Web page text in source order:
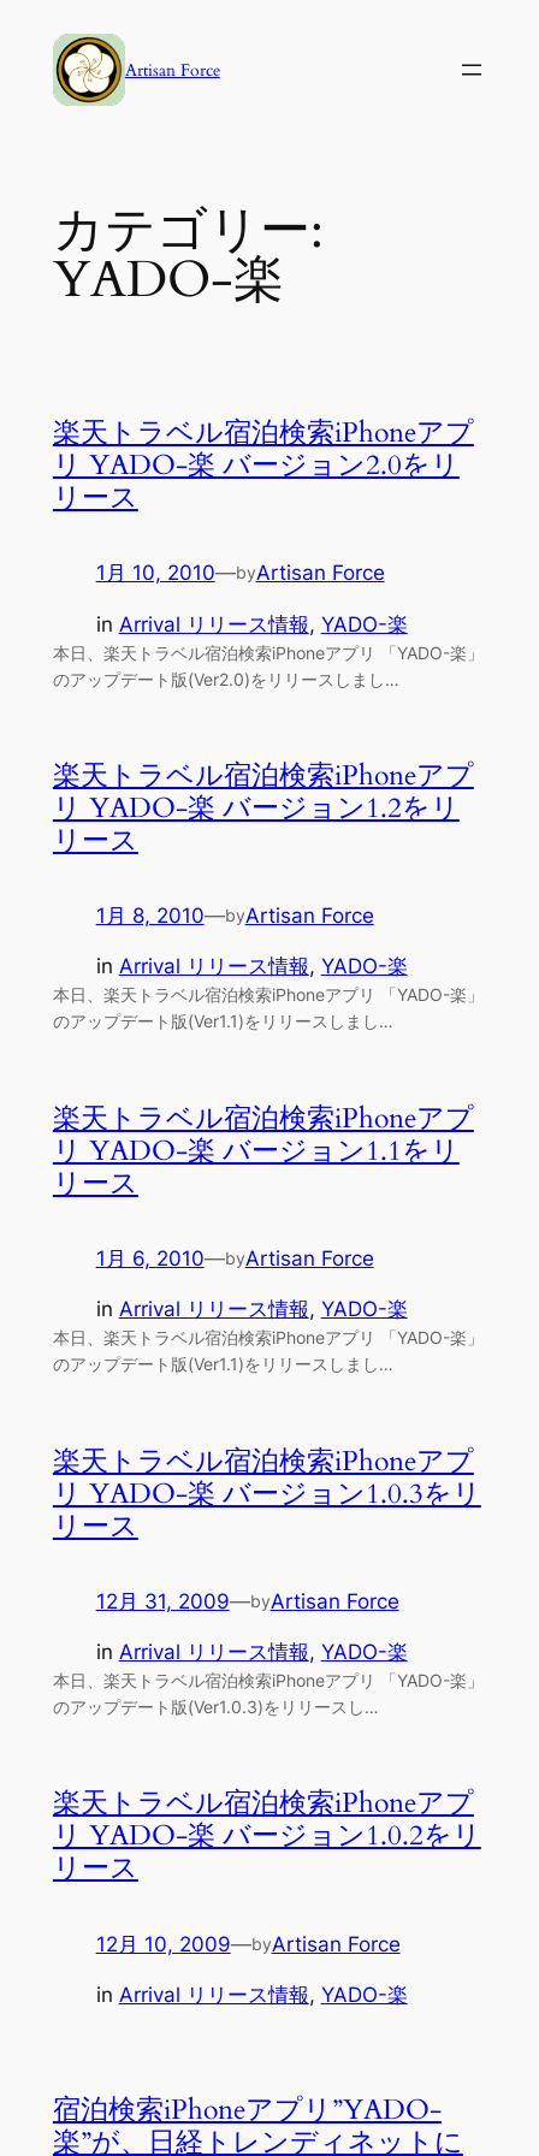
Artisan Force
カテゴリー:
YADO-楽
楽天トラベル宿泊検索iPhoneアプ
リ YADO-楽 バージョン2.0をリ
リース
1月 10, 2010—byArtisan Force
in Arrival リリース情報, YADO-楽
本日、楽天トラベル宿泊検索iPhoneアプリ 「YADO-楽」
のアップデート版(Ver2.0)をリリースしまし…
楽天トラベル宿泊検索iPhoneアプ
リ YADO-楽 バージョン1.2をリ
リース
1月 8, 2010—byArtisan Force
in Arrival リリース情報, YADO-楽
本日、楽天トラベル宿泊検索iPhoneアプリ 「YADO-楽」
のアップデート版(Ver1.1)をリリースしまし…
楽天トラベル宿泊検索iPhoneアプ
リ YADO-楽 バージョン1.1をリ
リース
1月 6, 2010—byArtisan Force
in Arrival リリース情報, YADO-楽
本日、楽天トラベル宿泊検索iPhoneアプリ 「YADO-楽」
のアップデート版(Ver1.1)をリリースしまし…
楽天トラベル宿泊検索iPhoneアプ
リ YADO-楽 バージョン1.0.3をリ
リース
12月 31, 2009—byArtisan Force
in Arrival リリース情報, YADO-楽
本日、楽天トラベル宿泊検索iPhoneアプリ 「YADO-楽」
のアップデート版(Ver1.0.3)をリリースし…
楽天トラベル宿泊検索iPhoneアプ
リ YADO-楽 バージョン1.0.2をリ
リース
12月 10, 2009—byArtisan Force
in Arrival リリース情報, YADO-楽
宿泊検索iPhoneアプリ”YADO-
楽”が、日経トレンディネットに